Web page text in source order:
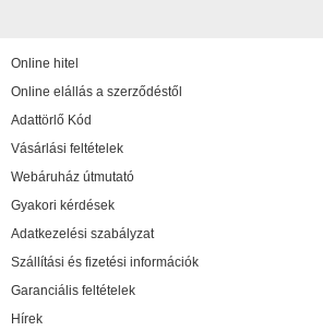
Online hitel
Online elállás a szerződéstől
Adattörlő Kód
Vásárlási feltételek
Webáruház útmutató
Gyakori kérdések
Adatkezelési szabályzat
Szállítási és fizetési információk
Garanciális feltételek
Hírek